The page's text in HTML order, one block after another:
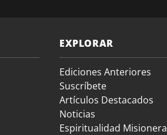
EXPLORAR
Ediciones Anteriores
Suscríbete
Artículos Destacados
Noticias
Espiritualidad Misionera